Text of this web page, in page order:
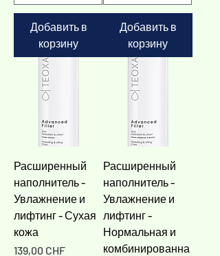
Добавить в
корзину
Добавить в
корзину
Расширенный
наполнитель -
Увлажнение и
лифтинг - Сухая
кожа
Цена
139,00 CHF
Расширенный
наполнитель -
Увлажнение и
лифтинг -
Нормальная и
комбинированна